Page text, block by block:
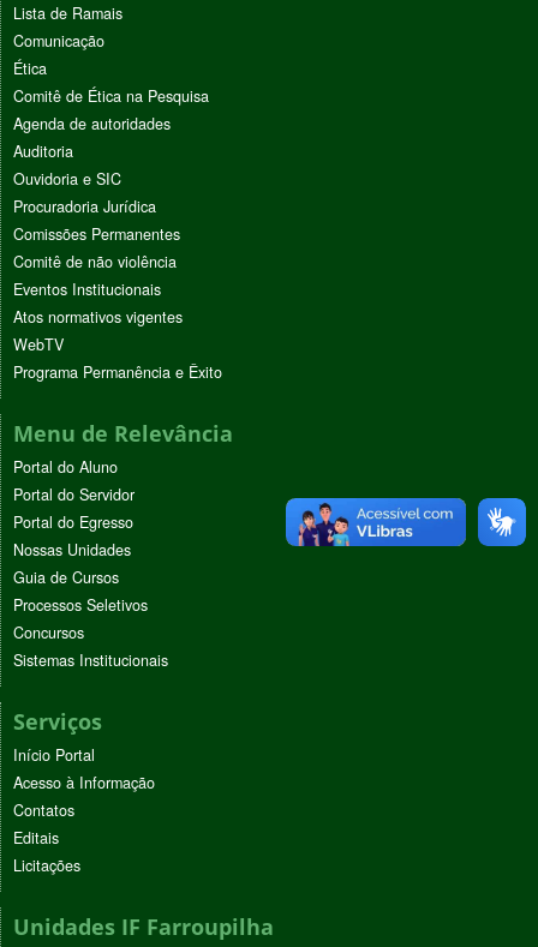
Lista de Ramais
Comunicação
Ética
Comitê de Ética na Pesquisa
Agenda de autoridades
Auditoria
Ouvidoria e SIC
Procuradoria Jurídica
Comissões Permanentes
Comitê de não violência
Eventos Institucionais
Atos normativos vigentes
WebTV
Programa Permanência e Êxito
Menu de Relevância
Portal do Aluno
Portal do Servidor
Portal do Egresso
Nossas Unidades
Guia de Cursos
Processos Seletivos
Concursos
Sistemas Institucionais
Serviços
Início Portal
Acesso à Informação
Contatos
Editais
Licitações
Unidades IF Farroupilha